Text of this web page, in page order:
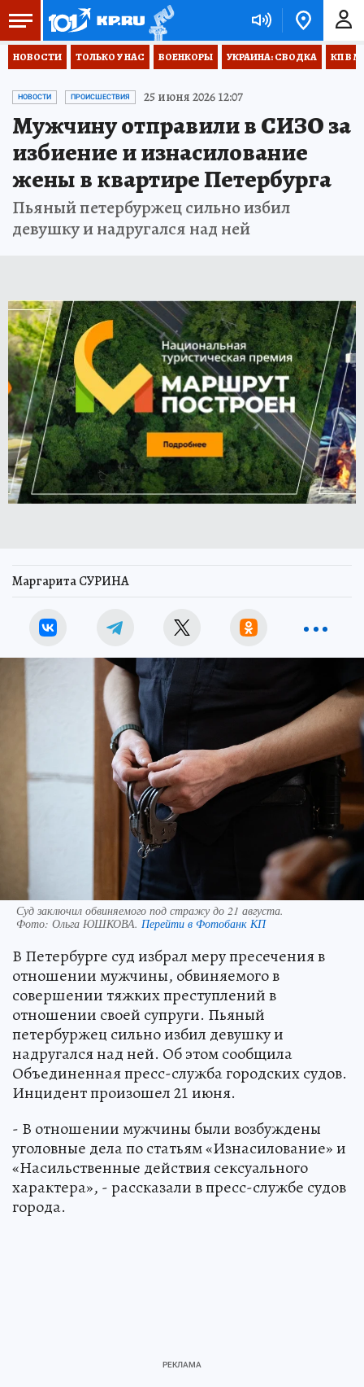
НОВОСТИ ТОЛЬКО У НАС ВОЕНКОРЫ УКРАИНА: СВОДКА КП В
НОВОСТИ ПРОИСШЕСТВИЯ 25 июня 2026 12:07
Мужчину отправили в СИЗО за
избиение и изнасилование
жены в квартире Петербурга
Пьяный петербуржец сильно избил
девушку и надругался над ней
Маргарита СУРИНА
Суд заключил обвиняемого под стражу до 21 августа.
Фото: Ольга ЮШКОВА. Перейти в Фотобанк КП
В Петербурге суд избрал меру пресечения в
отношении мужчины, обвиняемого в
совершении тяжких преступлений в
отношении своей супруги. Пьяный
петербуржец сильно избил девушку и
надругался над ней. Об этом сообщила
Объединенная пресс-служба городских судов.
Инцидент произошел 21 июня.
- В отношении мужчины были возбуждены
уголовные дела по статьям «Изнасилование» и
«Насильственные действия сексуального
характера», - рассказали в пресс-службе судов
города.